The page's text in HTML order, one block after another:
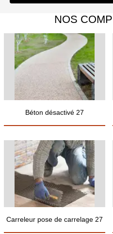
NOS
Béton désactivé 27
Carreleur pose de carrelage 27